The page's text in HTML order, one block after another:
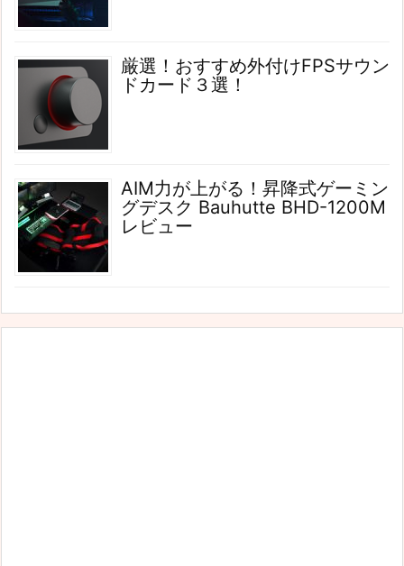
厳選！おすすめ外付けFPSサウン
ドカード３選！
AIM力が上がる！昇降式ゲーミン
グデスク Bauhutte BHD-1200M
レビュー